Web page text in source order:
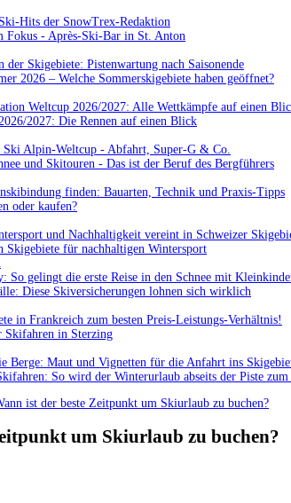
Hits der SnowTrex-Redaktion
Fokus - Après-Ski-Bar in St. Anton
der Skigebiete: Pistenwartung nach Saisonende
2026 – Welche Sommerskigebiete haben geöffnet?
Weltcup 2026/2027: Alle Wettkämpfe auf einen
2027: Die Rennen auf einen Blick
Alpin-Weltcup - Abfahrt, Super-G & Co.
und Skitouren - Das ist der Beruf des Bergführers
finden: Bauarten, Technik und Praxis-Tipps
oder kaufen?
und Nachhaltigkeit vereint in Schweizer
Skigebiete für nachhaltigen Wintersport
So gelingt die erste Reise in den Schnee mit
Diese Skiversicherungen lohnen sich wirklich
in Frankreich zum besten Preis-Leistungs-Verhältnis!
Skifahren in Sterzing
Berge: Maut und Vignetten für die Anfahrt ins
So wird der Winterurlaub abseits der Piste
ist der beste Zeitpunkt um Skiurlaub zu buchen?
um Skiurlaub zu buchen?